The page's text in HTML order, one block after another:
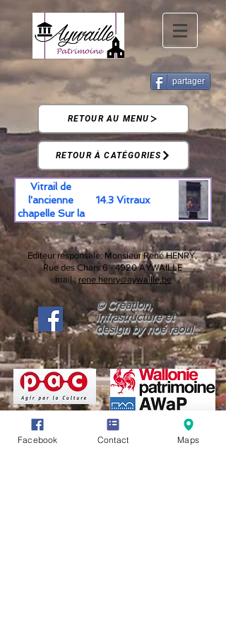
partager
RETOUR AU MENU
RETOUR À CATÉGORIES
Vitrail de
l'ancienne
chapelle Sur la
Heid
14.3 Vitraux
Editeur responsale: Monsieur René HENRY,
Rue des Chars 6 -4920 AYWAILLE
mail :rene.henry@aywaille.be
© Création,
infrastructure et
design by noé raoul
Facebook Contact Maps